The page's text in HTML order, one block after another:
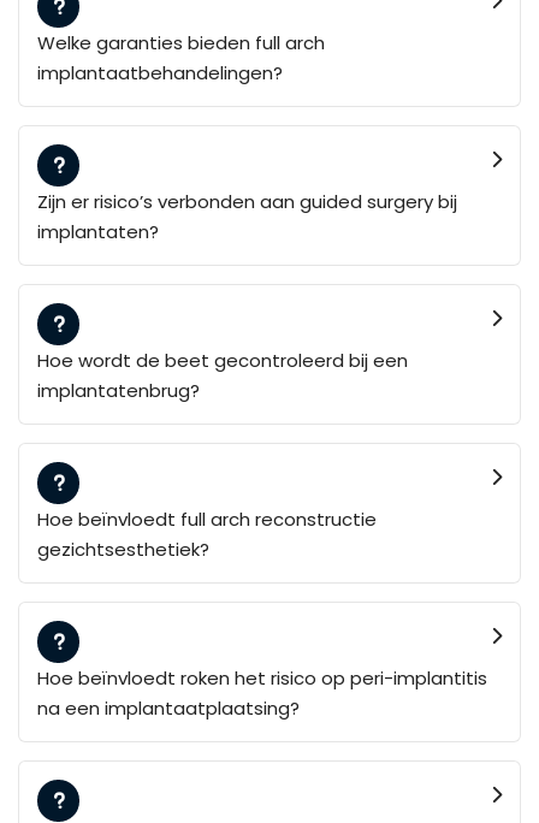
Welke garanties bieden full arch
implantaatbehandelingen?
Zijn er risico’s verbonden aan guided surgery bij
implantaten?
Hoe wordt de beet gecontroleerd bij een
implantatenbrug?
Hoe beïnvloedt full arch reconstructie
gezichtsesthetiek?
Hoe beïnvloedt roken het risico op peri-implantitis
na een implantaatplaatsing?